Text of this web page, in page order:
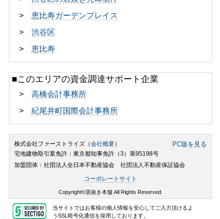
> 恵比寿ガーデンプレイス
> 渋谷区
> 恵比寿
■このエリアの資金調達サポート企業
> 高橋会計事務所
> 紀尾井町国際会計事務所
株式会社ファーストライズ（会社概要） PC版を見る
宅地建物取引業免許：東京都知事免許（3）第95198号
加盟団体：社団法人全日本不動産協会 社団法人不動産保証協会
コーポレートサイト
Copyright©居抜き本舗 All Rights Reserved.
当サイトではお客様の個人情報を安心してご入力頂けるよ
うSSL暗号化通信を採用しております。